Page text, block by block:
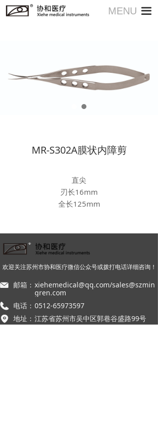
MENU 끀
MR-S302A膜状内障剪
直尖
刃长16mm
全长125mm
邮箱： xiehemedical@qq.com/sales@szmin
gren.com
电话： 0512-65973597
地址： 江苏省苏州市吴中区郭巷谷盛路99号
欢迎关注苏州市协和医疗微信公众号或拨打电话详细咨询！